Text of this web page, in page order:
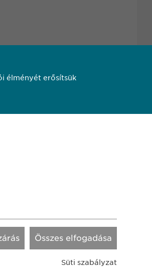
Transzparencia.
élményét erősítsük
Összes elfogadása
Süti szabályzat